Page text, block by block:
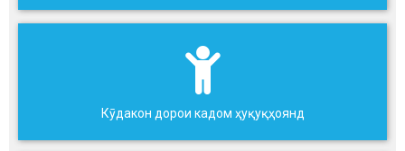
Кӯдакон дорои кадом ҳуқуқҳоянд